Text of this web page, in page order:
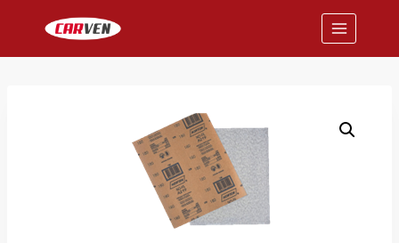
contenido